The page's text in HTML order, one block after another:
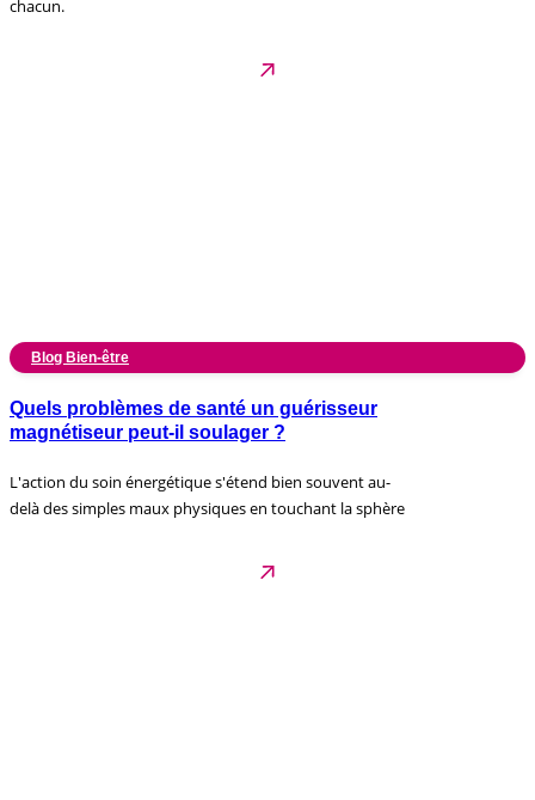
chacun.
Blog Bien-être
Quels problèmes de santé un guérisseur
magnétiseur peut-il soulager ?
L'action du soin énergétique s'étend bien souvent au-
delà des simples maux physiques en touchant la sphère